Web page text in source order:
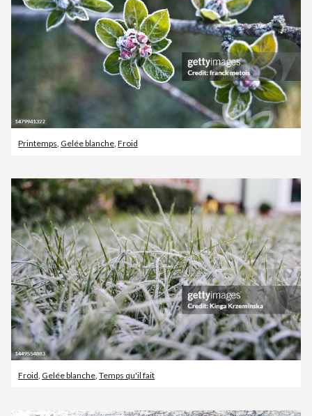
Printemps Gelée blanche Froid
Froid, Gelée blanche, Temps qu'il fait